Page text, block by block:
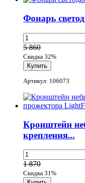
Фонарь
5 860
Скидка 32%
Артикул: 106073
Кронштейн
крепления...
1 870
Скидка 31%